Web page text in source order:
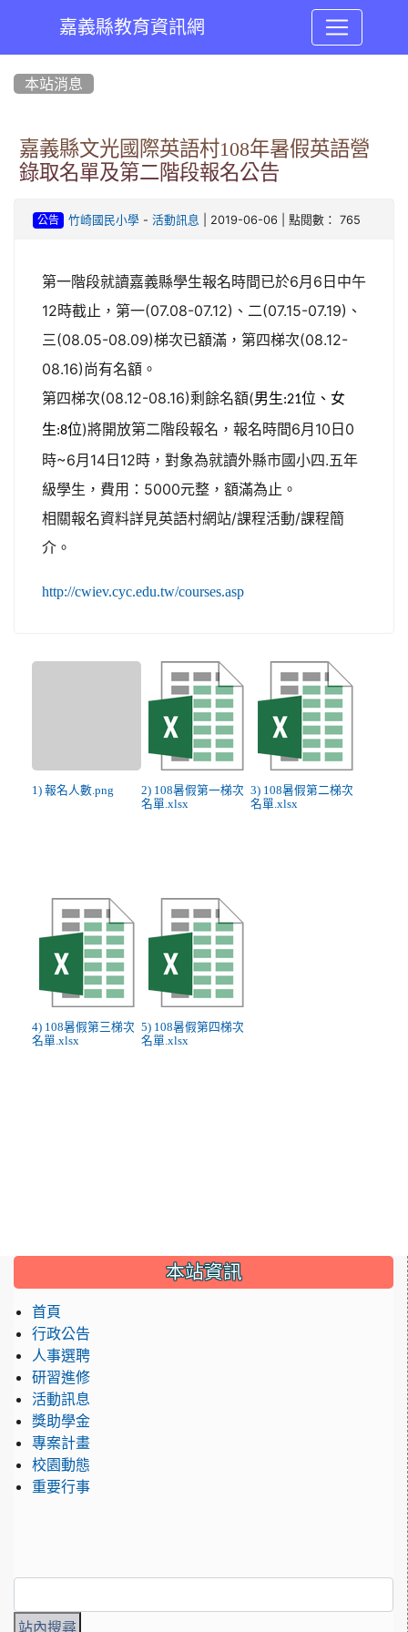
嘉義縣教育資訊網
本站消息
嘉義縣文光國際英語村108年暑假英語營
錄取名單及第二階段報名公告
公告 竹崎國民小學- 活動訊息 | 2019-06-06 | 點閱數： 765
第一階段就讀嘉義縣學生報名時間已於6月6日中午
12時截止，第一(07.08-07.12)、二(07.15-07.19)、
三(08.05-08.09)梯次已額滿，第四梯次(08.12-
08.16)尚有名額。
第四梯次(08.12-08.16)剩餘名額(男生:21位 、 女
生:8位)將開放第二階段報名，報名時間6月10日0
時~6月14日12時，對象為就讀外縣市國小四.五年
級學生，費用：5000元整，額滿為止。
相關報名資料詳見英語村網站/課程活動/課程簡
介。
http://cwiev.cyc.edu.tw/courses.asp
1) 報名人數.png
2) 108暑假第一梯次
名單.xlsx
3) 108暑假第二梯次
名單.xlsx
4) 108暑假第三梯次
名單.xlsx
5) 108暑假第四梯次
名單.xlsx
::: 本站資訊
首頁
行政公告
人事選聘
研習進修
活動訊息
獎助學金
專案計畫
校園動態
重要行事